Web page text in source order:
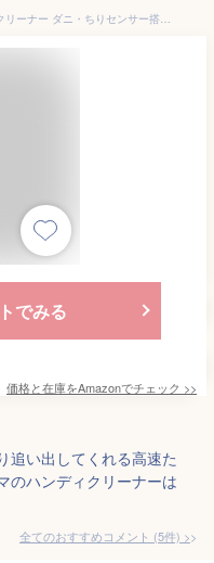
アイリスオーヤマ(IRIS OHYAMA) 布団クリーナー ダニ・ちりセンサー搭載 たたき 約6,500回/分 FCA-13-C アイボリー
でみる
価格と在庫をAmazonでチェック >>
追い出してくれる高速た
のハンディクリーナーは
全てのおすすめコメント (5件) >